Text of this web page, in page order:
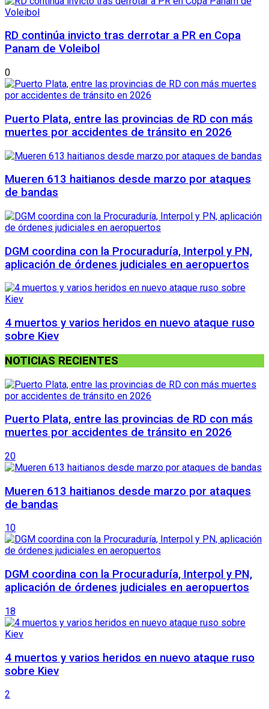
RD continúa invicto tras derrotar a PR en Copa
Panam de Voleibol
0
Puerto Plata, entre las provincias de RD con más
muertes por accidentes de tránsito en 2026
Mueren 613 haitianos desde marzo por ataques
de bandas
DGM coordina con la Procuraduría, Interpol y PN,
aplicación de órdenes judiciales en aeropuertos
4 muertos y varios heridos en nuevo ataque ruso
sobre Kiev
NOTICIAS RECIENTES
Puerto Plata, entre las provincias de RD con más
muertes por accidentes de tránsito en 2026
20
Mueren 613 haitianos desde marzo por ataques
de bandas
10
DGM coordina con la Procuraduría, Interpol y PN,
aplicación de órdenes judiciales en aeropuertos
18
4 muertos y varios heridos en nuevo ataque ruso
sobre Kiev
2